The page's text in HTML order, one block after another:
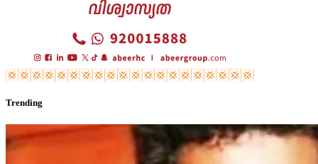
Trending